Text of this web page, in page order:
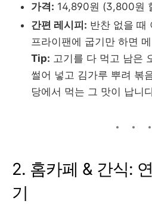
가격: 14,890원 (3,800원
간편 레시피: 반찬 없을 때
프라이팬에 굽기만 하면
Tip: 고기를 다 먹고 남은
썰어 넣고 김가루 뿌려 볶
당에서 먹는 그 맛이 납니
2. 홈카페 & 간식:
기